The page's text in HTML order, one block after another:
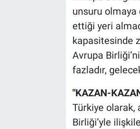
unsuru olmaya
ettiği yeri
kapasitesinde
Avrupa
fazladır,
"KAZAN-
Türkiye
Birliği’yle